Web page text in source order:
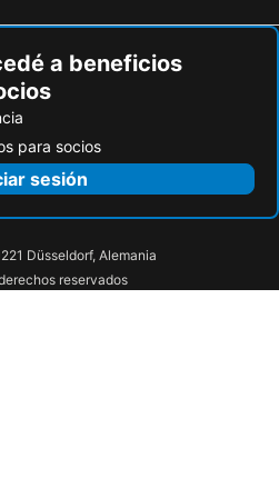
Okada Manila
Kingsford Hotel Manila
Royal Orchid Sheraton Riverside Hotel Bangkok
Panan Krabi Resort
a beneficios
para socios
sesión
Düsseldorf, Alemania
reservados